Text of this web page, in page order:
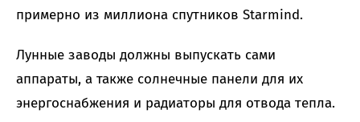
примерно из миллиона спутников Starmind.
Лунные заводы должны выпускать сами
аппараты, а также солнечные панели для их
энергоснабжения и радиаторы для отвода тепла.